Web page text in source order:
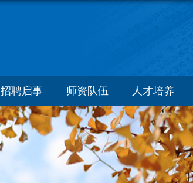
招聘启事 师资队伍 人才培养